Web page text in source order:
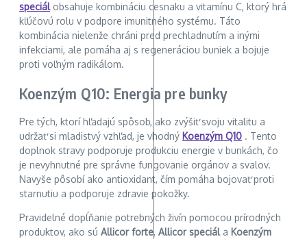
speciál obsahuje kombináciu cesnaku a vitamínu C, ktorý hrá
kľúčovú rolu v podpore imunitného systému. Táto
kombinácia nielenže chráni pred prechladnutím a inými
infekciami, ale pomáha aj s regeneráciou buniek a bojuje
proti voľným radikálom.
Koenzým Q10: Energia pre bunky
Pre tých, ktorí hľadajú spôsob, ako zvýšiť svoju vitalitu a
udržať si mladistvý vzhľad, je vhodný Koenzým Q10 . Tento
doplnok stravy podporuje produkciu energie v bunkách, čo
je nevyhnutné pre správne fungovanie orgánov a svalov.
Navyše pôsobí ako antioxidant, čím pomáha bojovať proti
starnutiu a podporuje zdravie pokožky.
Pravidelné dopĺňanie potrebných živín pomocou prírodných
produktov, ako sú Allicor forte, Allicor speciála Koenzým